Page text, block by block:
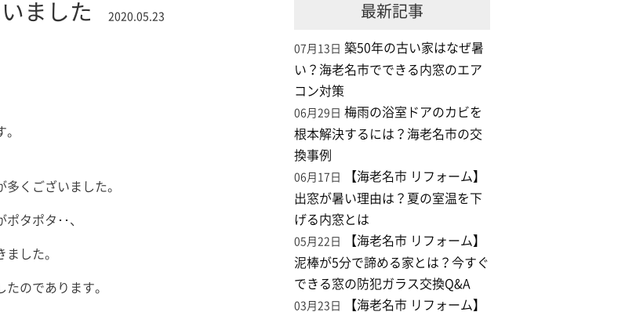
ました 2020.05.23
くございました。
タポタ･･、
した。
のであります。
最新記事
07月13日 築50年の古い家はなぜ暑
い？海老名市でできる内窓のエア
コン対策
06月29日 梅雨の浴室ドアのカビを
根本解決するには？海老名市の交
換事例
06月17日
【海老名市 リフォーム】
出窓が暑い理由は？夏の室温を下
げる内窓とは
05月22日
【海老名市 リフォーム】
泥棒が5分で諦める家とは？今すぐ
できる窓の防犯ガラス交換Q&A
03月23日
【海老名市 リフォーム】